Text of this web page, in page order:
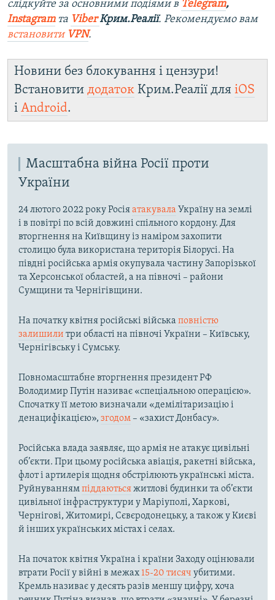
слідкуйте за основними подіями в Telegram,
Instagramта ViberКрим.Реалії. Рекомендуємо вам
встановити VPN.
Новини без блокування і цензури!
Встановити додаток Крим.Реалії для iOS
і Android.
Масштабна війна Росії проти
України
24 лютого 2022 року Росіяатакувала Україну на землі
і в повітрі по всій довжині спільного кордону. Для
вторгнення на Київщину із наміром захопити
столицю була використана територія Білорусі. На
півдні російська армія окупувала частину Запорізької
та Херсонської областей, а на півночі – райони
Сумщини та Чернігівщини.
На початку квітня російські війська повністю
залишили три області на півночі України – Київську,
Чернігівську і Сумську.
Повномасштабне вторгнення президент РФ
Володимир Путін називає «спеціальною операцією».
Спочатку її метою визначали «демілітаризацію і
денацифікацією», згодом– «захист Донбасу».
Російська влада заявляє, що армія не атакує цивільні
об’єкти. При цьому російська авіація, ракетні війська,
флот і артилерія щодня обстрілюють українські міста.
Руйнуваннямпіддаютьсяжитлові будинки та об’єкти
цивільної інфраструктури у Маріуполі, Харкові,
Чернігові, Житомирі, Сєвєродонецьку, а також у Києві
й інших українських містах і селах.
На початок квітня Україна і країни Заходу оцінювали
втрати Росії у війні в межах 15-20 тисяч убитими.
Кремль називає у десять разів меншу цифру, хоча